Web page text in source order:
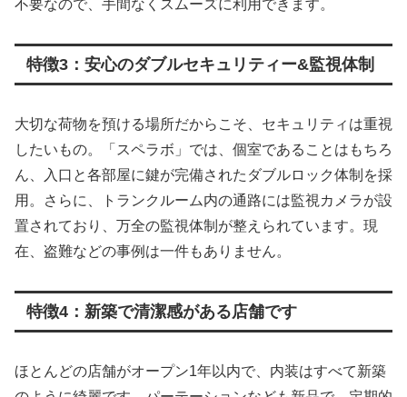
不要なので、手間なくスムーズに利用できます。
特徴3：安心のダブルセキュリティー&監視体制
大切な荷物を預ける場所だからこそ、セキュリティは重視
したいもの。「スペラボ」では、個室であることはもちろ
ん、入口と各部屋に鍵が完備されたダブルロック体制を採
用。さらに、トランクルーム内の通路には監視カメラが設
置されており、万全の監視体制が整えられています。現
在、盗難などの事例は一件もありません。
特徴4：新築で清潔感がある店舗です
ほとんどの店舗がオープン1年以内で、内装はすべて新築